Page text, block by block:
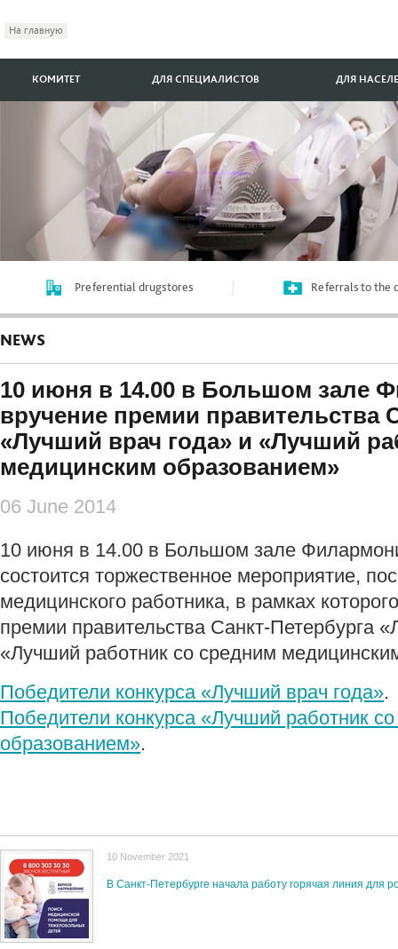
На главную
КОМИТЕТ ДЛЯ СПЕЦИАЛИСТОВ ДЛЯ
Preferential drugstores Referrals to the
NEWS
10 июня в 14.00 в Большом зале
вручение премии правительства
«Лучший врач года» и «Лучший
медицинским образованием»
06 June 2014
10 июня в 14.00 в Большом зале
состоится торжественное мероприятие,
медицинского работника, в рамках
премии правительства Санкт-Петербурга
«Лучший работник со средним
Победители конкурса «Лучший врач года».
Победители конкурса «Лучший работник
образованием».
10 November 2021
В Санкт-Петербурге начала работу горячая линия для